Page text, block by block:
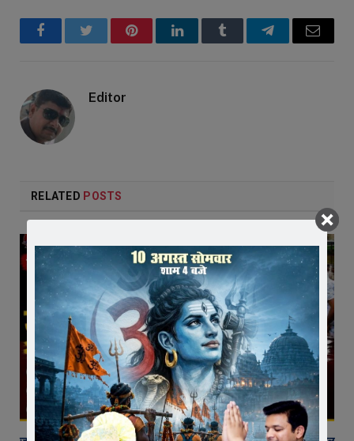
FacebookTwitter PinterestLinkedInTumblr TelegramEmail
Editor
RELATED POSTS